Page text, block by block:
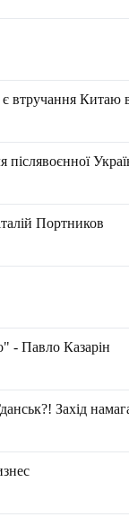
втручання Китаю
післявоєнної
Портников
- Павло Казарін
Захід